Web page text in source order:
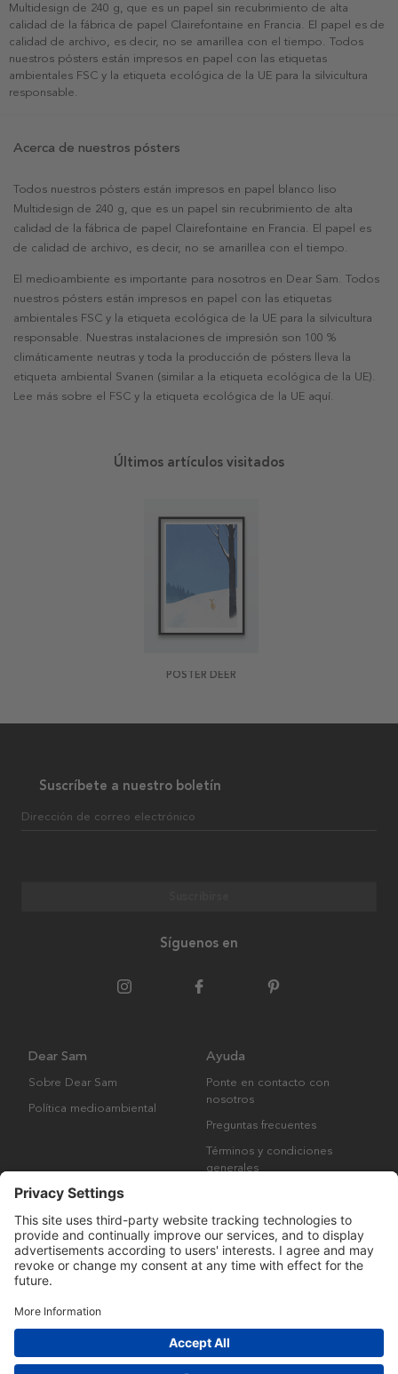
Multidesign de 240 g, que es un papel sin recubrimiento de alta
calidad de la fábrica de papel Clairefontaine en Francia. El papel es de
calidad de archivo, es decir, no se amarillea con el tiempo. Todos
nuestros pósters están impresos en papel con las etiquetas
ambientales FSC y la etiqueta ecológica de la UE para la silvicultura
responsable.
Acerca de nuestros pósters
Todos nuestros pósters están impresos en papel blanco liso
Multidesign de 240 g, que es un papel sin recubrimiento de alta
calidad de la fábrica de papel Clairefontaine en Francia. El papel es
de calidad de archivo, es decir, no se amarillea con el tiempo.
El medioambiente es importante para nosotros en Dear Sam. Todos
nuestros pósters están impresos en papel con las etiquetas
ambientales FSC y la etiqueta ecológica de la UE para la silvicultura
responsable. Nuestras instalaciones de impresión son 100 %
climáticamente neutras y toda la producción de pósters lleva la
etiqueta ambiental Svanen (similar a la etiqueta ecológica de la UE).
Lee más sobre el FSC y la etiqueta ecológica de la UE aquí.
Últimos artículos visitados
POSTER DEER
Suscríbete a nuestro boletín
Dirección de correo electrónico
Síguenos en
Dear Sam
Sobre Dear Sam
Política medioambiental
Ayuda
Ponte en contacto con
nosotros
Preguntas frecuentes
Términos y condiciones
generales
Derechos de autor © Many Brands AB 2023. Todos los derechos